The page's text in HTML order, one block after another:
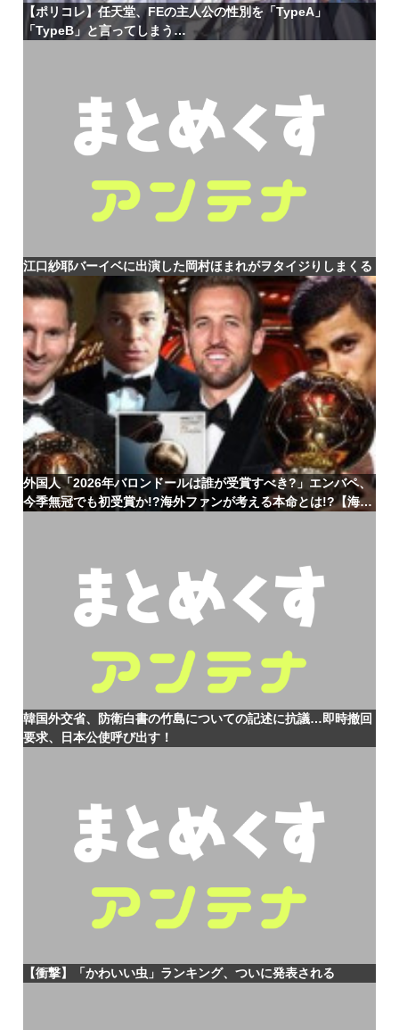
【ポリコレ】任天堂、FEの主人公の性別を「TypeA」
「TypeB」と言ってしまう…
江口紗耶バーイベに出演した岡村ほまれがヲタイジりしまくる
外国人「2026年バロンドールは誰が受賞すべき?」エンバペ、
今季無冠でも初受賞か!?海外ファンが考える本命とは!?【海外
韓国外交省、防衛白書の竹島についての記述に抗議…即時撤回
要求、日本公使呼び出す！
【衝撃】「かわいい虫」ランキング、ついに発表される